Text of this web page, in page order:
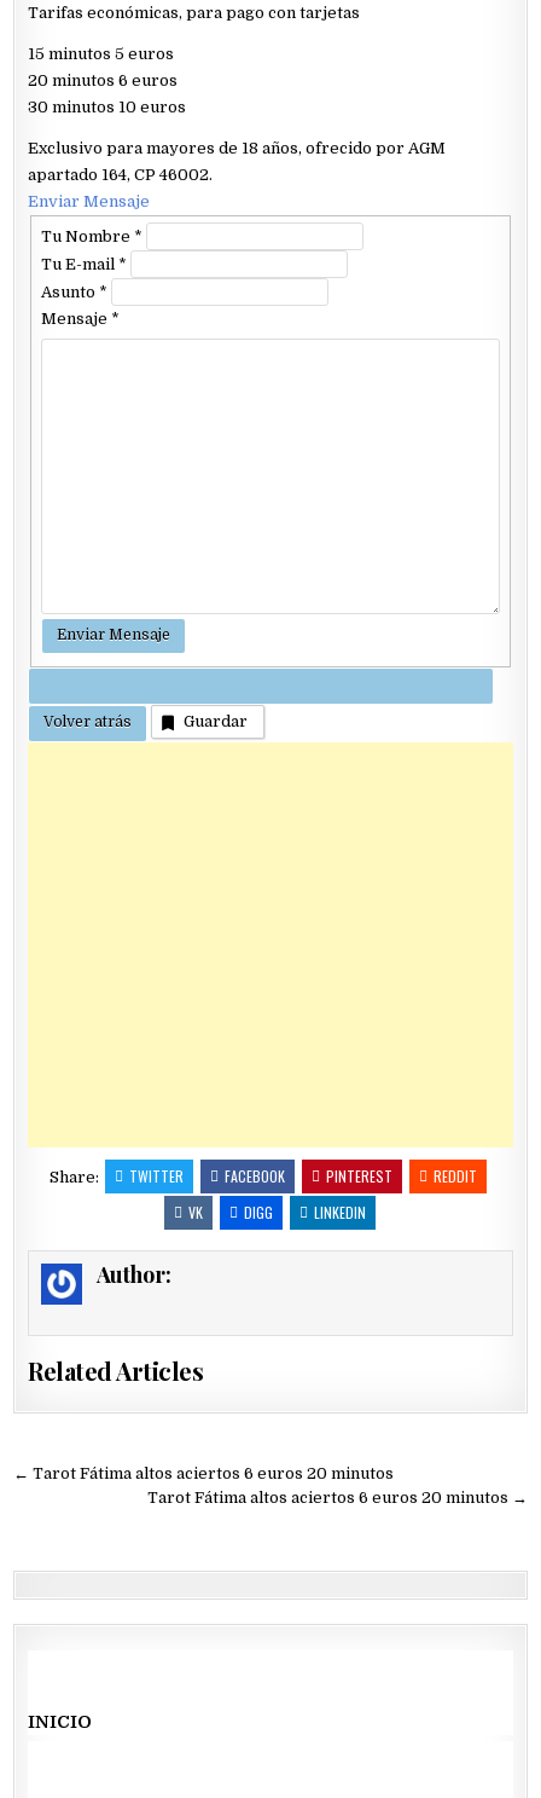
Tarifas económicas, para pago con tarjetas
15 minutos 5 euros
20 minutos 6 euros
30 minutos 10 euros
Exclusivo para mayores de 18 años, ofrecido por AGM
apartado 164, CP 46002.
Enviar Mensaje
Tu Nombre *
Tu E-mail *
Asunto *
Mensaje *
Guardar
Share: TWITTER FACEBOOK PINTEREST
REDDIT
VK
DIGG LINKEDIN
Author:
Related Articles
Navegación
← Tarot Fátima altos aciertos 6 euros 20 minutos
Tarot Fátima altos aciertos 6 euros 20 minutos →
INICIO